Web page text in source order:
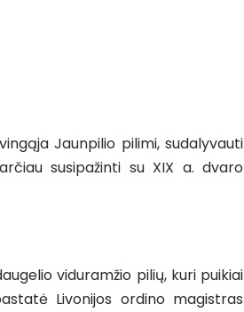
Jaunpilio pilimi, sudalyvauti
susipažinti su XIX a. dvaro
viduramžio pilių, kuri puikiai
Livonijos ordino magistras